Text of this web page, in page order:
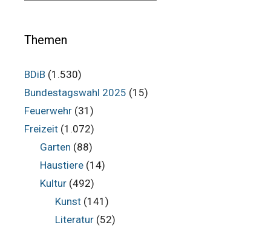
Themen
BDiB (1.530)
Bundestagswahl 2025 (15)
Feuerwehr (31)
Freizeit (1.072)
Garten (88)
Haustiere(14)
Kultur(492)
Kunst (141)
Literatur (52)